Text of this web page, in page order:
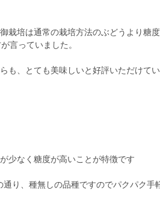
栽培は通常の栽培方法のぶどうより糖
言っていました。
も、とても美味しいと好評いただけて
少なく糖度が高いことが特徴です